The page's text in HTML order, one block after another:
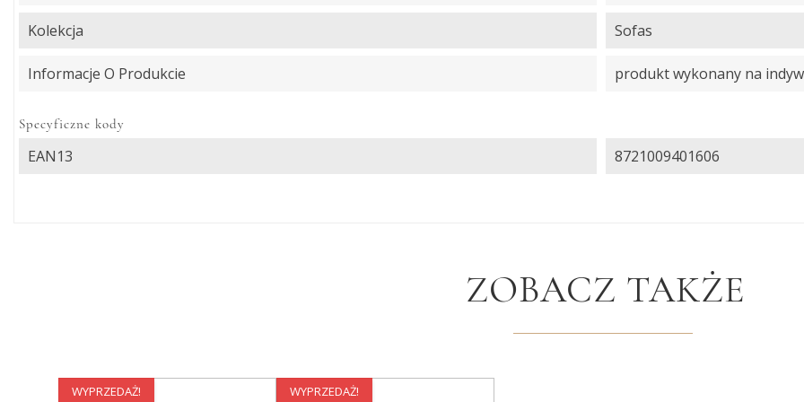
Kolekcja Sofas
Informacje O Produkcie produkt wykonany na
Specyficzne kody
EAN13 8721009401606
ZOBACZ TAKŻE
WYPRZEDAŻ! WYPRZEDAŻ!